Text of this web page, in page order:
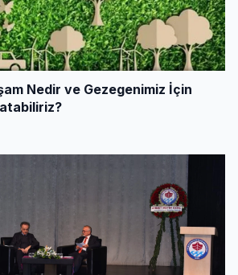
Nedir ve Gezegenimiz İçin